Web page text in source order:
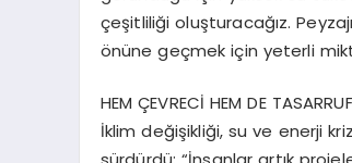
çeşitliliği oluşturacağız.
önüne geçmek için yeterli
HEM ÇEVRECİ HEM DE
İklim değişikliği, su ve enerji